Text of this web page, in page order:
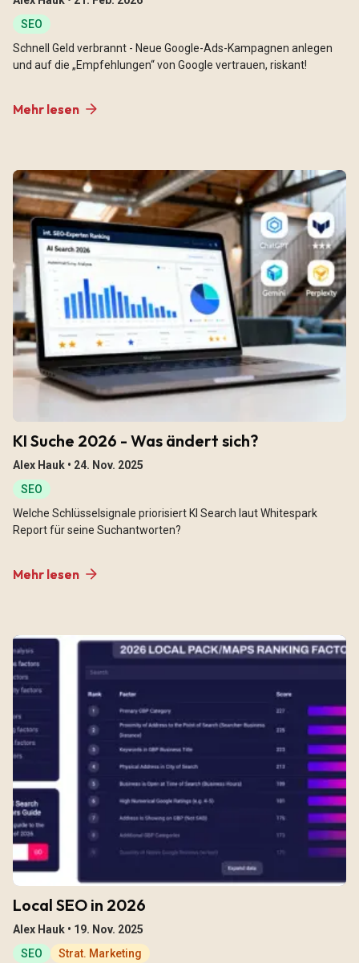
SEO
Schnell Geld verbrannt - Neue Google-Ads-Kampagnen anlegen
und auf die „Empfehlungen“ von Google vertrauen, riskant!
Mehr lesen
KI Suche 2026 - Was ändert sich?
Alex Hauk • 24. Nov. 2025
SEO
Welche Schlüsselsignale priorisiert KI Search laut Whitespark
Report für seine Suchantworten?
Mehr lesen
Local SEO in 2026
Alex Hauk • 19. Nov. 2025
SEO
Strat. Marketing